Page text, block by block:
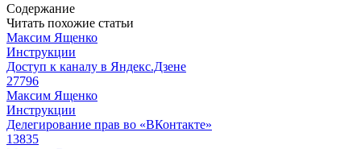
Содержание
Читать похожие статьи
Максим Ященко
Инструкции
Доступ к каналу в Яндекс.Дзене
27796
Максим Ященко
Инструкции
Делегирование прав во «ВКонтакте»
13835